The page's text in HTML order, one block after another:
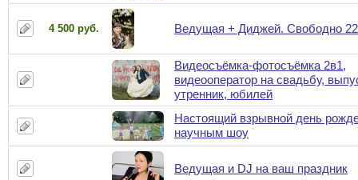
4 500 руб. Ведущая + Диджей. Свободно 22
Видеосъёмка-фотосъёмка 2в1,
видеооператор на свадьбу,
утренник, юбилей
Настоящий взрывной день
научным шоу
Ведущая и DJ на ваш праздник